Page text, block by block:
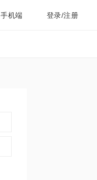
手机端 登录/注册